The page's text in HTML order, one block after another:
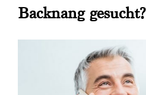
Backnang gesucht?